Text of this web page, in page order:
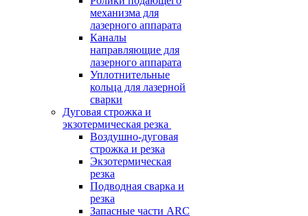
механизма для
лазерного аппарата
Каналы
направляющие для
лазерного аппарата
Уплотнительные
кольца для лазерной
сварки
Дуговая строжка и
экзотермическая резка
Воздушно-дуговая
строжка и резка
Экзотермическая
резка
Подводная сварка и
резка
Запасные части ARC